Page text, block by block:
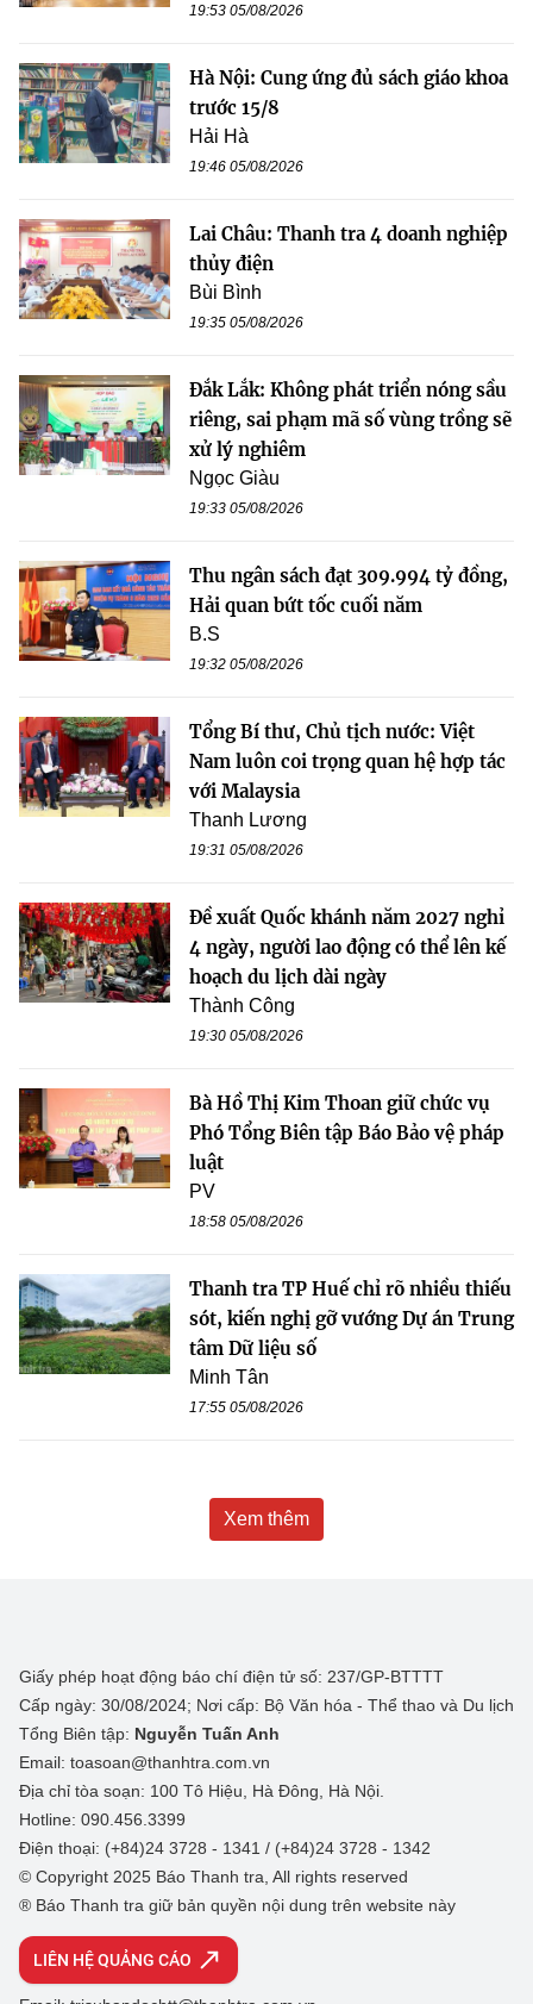
19:53 05/08/2026
Hà Nội: Cung ứng đủ sách giáo khoa
trước 15/8
Hải Hà
19:46 05/08/2026
Lai Châu: Thanh tra 4 doanh nghiệp
thủy điện
Bùi Bình
19:35 05/08/2026
Đắk Lắk: Không phát triển nóng sầu
riêng, sai phạm mã số vùng trồng sẽ
xử lý nghiêm
Ngọc Giàu
19:33 05/08/2026
Thu ngân sách đạt 309.994 tỷ đồng,
Hải quan bứt tốc cuối năm
B.S
19:32 05/08/2026
Tổng Bí thư, Chủ tịch nước: Việt
Nam luôn coi trọng quan hệ hợp tác
với Malaysia
Thanh Lương
19:31 05/08/2026
Đề xuất Quốc khánh năm 2027 nghỉ
4 ngày, người lao động có thể lên kế
hoạch du lịch dài ngày
Thành Công
19:30 05/08/2026
Bà Hồ Thị Kim Thoan giữ chức vụ
Phó Tổng Biên tập Báo Bảo vệ pháp
luật
PV
18:58 05/08/2026
Thanh tra TP Huế chỉ rõ nhiều thiếu
sót, kiến nghị gỡ vướng Dự án Trung
tâm Dữ liệu số
Minh Tân
17:55 05/08/2026
Xem thêm
Giấy phép hoạt động báo chí điện tử số: 237/GP-BTTTT
Cấp ngày: 30/08/2024; Nơi cấp: Bộ Văn hóa - Thể thao và Du lịch
Tổng Biên tập: Nguyễn Tuấn Anh
Email: toasoan@thanhtra.com.vn
Địa chỉ tòa soạn: 100 Tô Hiệu, Hà Đông, Hà Nội.
Hotline: 090.456.3399
Điện thoại: (+84)24 3728 - 1341 / (+84)24 3728 - 1342
© Copyright 2025 Báo Thanh tra, All rights reserved
® Báo Thanh tra giữ bản quyền nội dung trên website này
LIÊN HỆ QUẢNG CÁO